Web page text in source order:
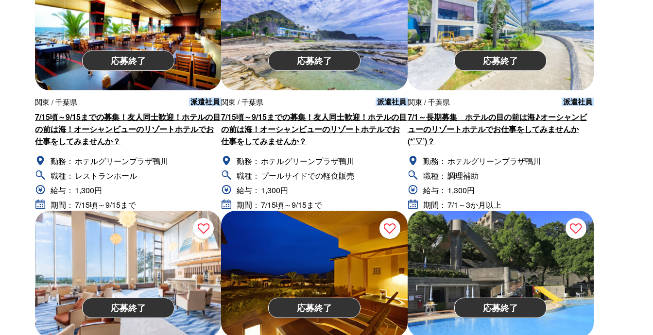
応募終了
関東 / 千葉県 派遣社員
7/15頃～9/15までの募集！友人同士歓迎！ホテルの目
の前は海！オーシャンビューのリゾートホテルでお
仕事をしてみませんか？
勤務： ホテルグリーンプラザ鴨川
職種： レストランホール
給与： 1,300円
期間： 7/15頃～9/15まで
応募終了
関東 / 千葉県 派遣社員
7/15頃～9/15までの募集！友人同士歓迎！ホテルの目
の前は海！オーシャンビューのリゾートホテルでお
仕事をしてみませんか？
勤務： ホテルグリーンプラザ鴨川
職種： プールサイドでの軽食販売
給与： 1,300円
期間： 7/15頃～9/15まで
応募終了
関東 / 千葉県 派遣社員
7/1～長期募集 ホテルの目の前は海♪オーシャンビ
ューのリゾートホテルでお仕事をしてみませんか
(*’▽’)？
勤務： ホテルグリーンプラザ鴨川
職種： 調理補助
給与： 1,300円
期間： 7/1～3か月以上
応募終了 応募終了 応募終了